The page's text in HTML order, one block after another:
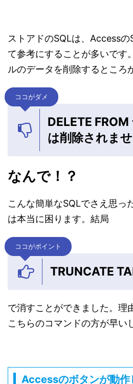
ストアドのSQLは、Access
て参考にすることが多いです
ルのデータを削除するところ
ココがダメ
DELETE
は削除されま
なんで！？
こんな簡単なSQLでさえ思っ
は本当に困ります。結局
ココがポイント
TRUNCATE
で消すことができました。理
こちらのコマンドの方が早い
Accessのボタンが動作